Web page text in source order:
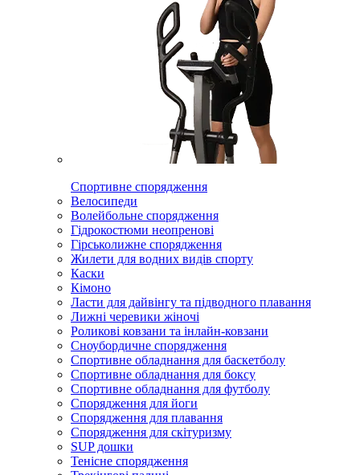
Спортивне спорядження
Велосипеди
Волейбольне спорядження
Гідрокостюми неопренові
Гірськолижне спорядження
Жилети для водних видів спорту
Каски
Кімоно
Ласти для дайвінгу та підводного плавання
Лижні черевики жіночі
Роликові ковзани та інлайн-ковзани
Сноубордичне спорядження
Спортивне обладнання для баскетболу
Спортивне обладнання для боксу
Спортивне обладнання для футболу
Спорядження для йоги
Спорядження для плавання
Спорядження для скітуризму
SUP дошки
Тенісне спорядження